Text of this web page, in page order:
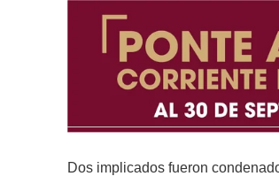
Dos implicados fueron